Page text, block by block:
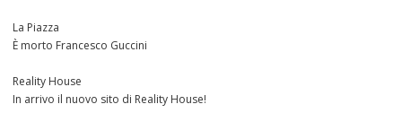
La Piazza
È morto Francesco Guccini
Reality House
In arrivo il nuovo sito di Reality House!